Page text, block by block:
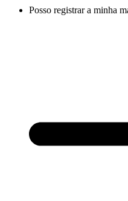
Posso registrar a minha